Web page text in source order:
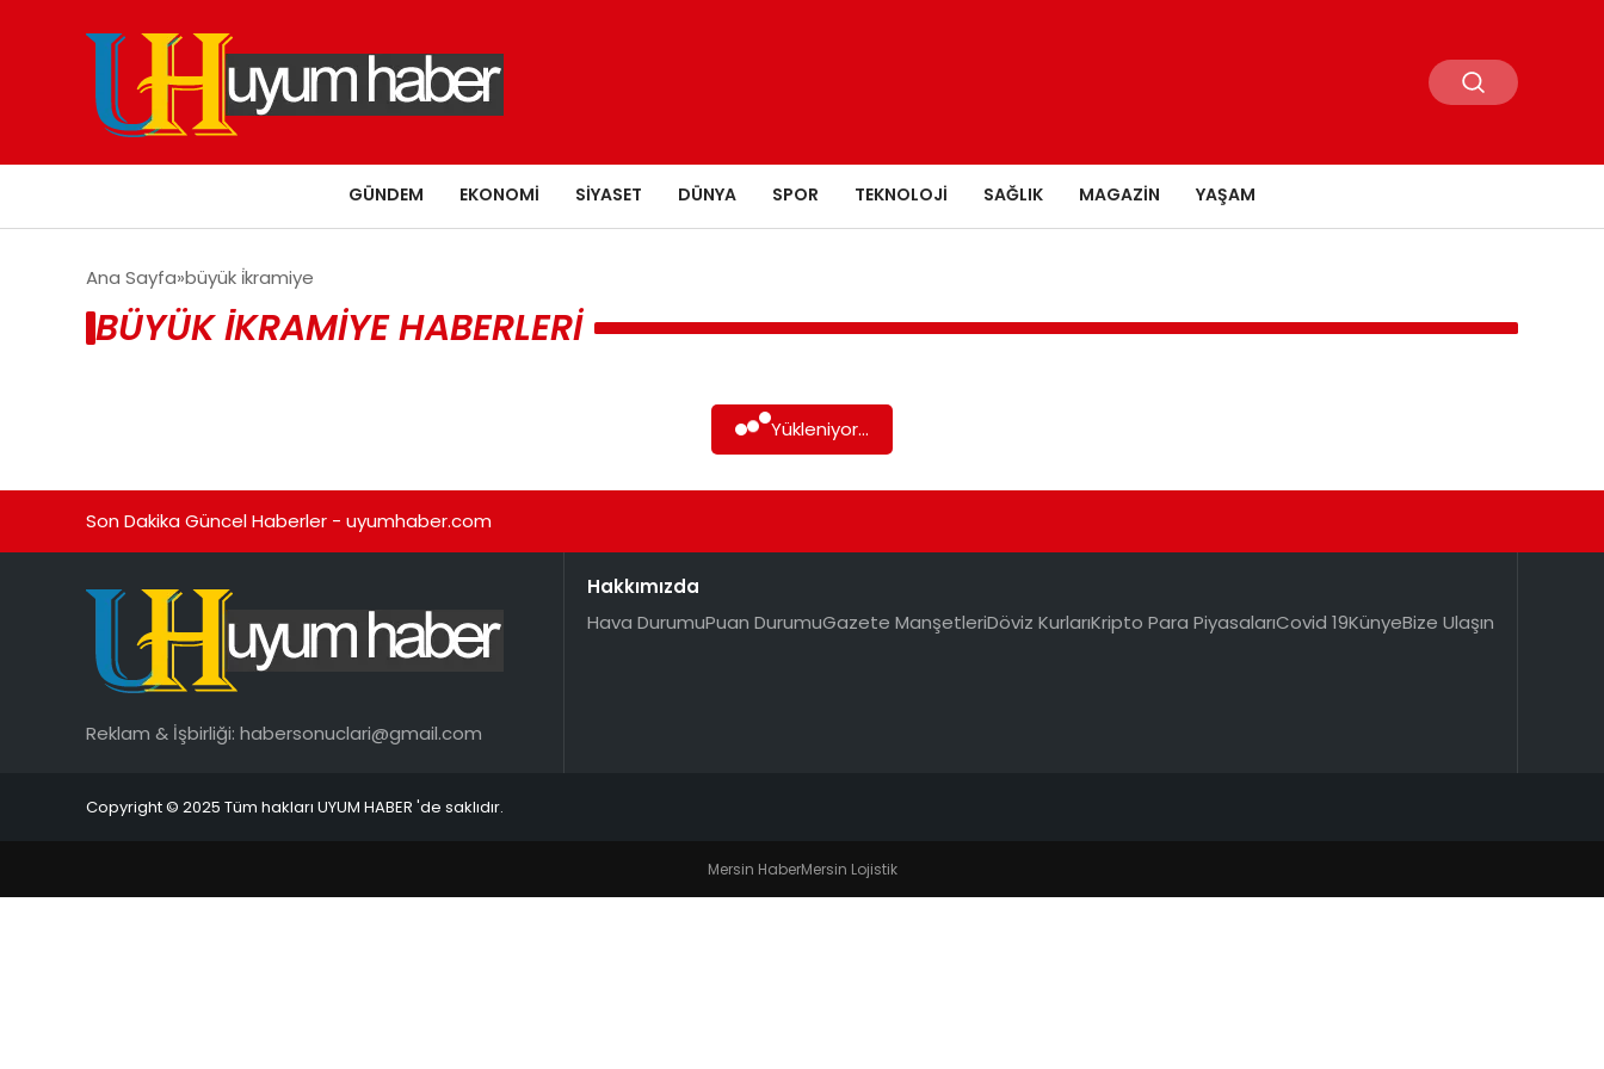
GÜNDEM EKONOMI SIYASET DÜNYA SPOR TEKNOLOJI SAĞLIK MAGAZIN YAŞAM
Ana Sayfa büyük i̇kramiye
BÜYÜK İKRAMIYE HABERLERI
Yükleniyor...
Son Dakika Güncel Haberler - uyumhaber.com
Reklam & İşbirliği: habersonuclari@gmail.com
Hakkımızda
Hava DurumuPuan DurumuGazete ManşetleriDöviz KurlarıKripto Para PiyasalarıCovid 19KünyeBize Ulaşın
Copyright © 2025 Tüm hakları UYUM HABER 'de saklıdır.
Mersin HaberMersin Lojistik